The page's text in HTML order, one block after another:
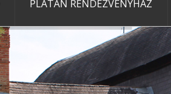
PLATÁN RENDEZVÉNYHÁZ